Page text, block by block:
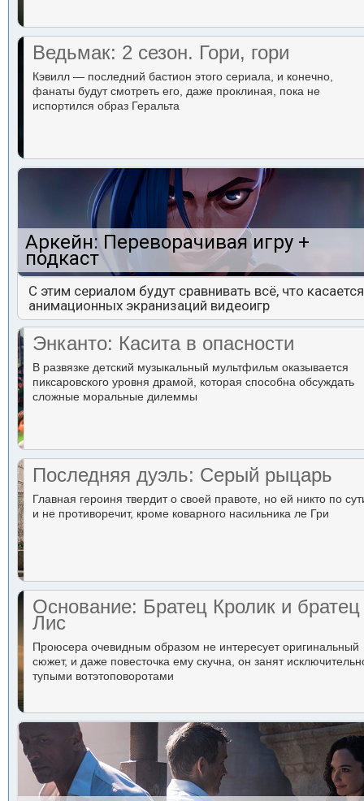
Ведьмак: 2 сезон. Гори, гори
Кэвилл — последний бастион этого сериала, и конечно,
фанаты будут смотреть его, даже проклиная, пока не
испортился образ Геральта
Аркейн: Переворачивая игру +
подкаст
С этим сериалом будут сравнивать всё, что касается
анимационных экранизаций видеоигр
Энканто: Касита в опасности
В развязке детский музыкальный мультфильм оказывается
пиксаровского уровня драмой, которая способна обсуждать
сложные моральные дилеммы
Последняя дуэль: Серый рыцарь
Главная героиня твердит о своей правоте, но ей никто по
и не противоречит, кроме коварного насильника ле Гри
Основание: Братец Кролик и братец
Лис
Проюсера очевидным образом не интересует оригинальный
сюжет, и даже повесточка ему скучна, он занят
тупыми вотэтоповоротами